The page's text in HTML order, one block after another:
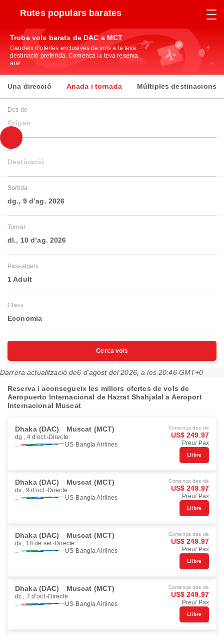
Rutes populars barates
Troba vols barats de DAC a MCT
Gaudeix d'ofertes exclusives de vols a la teva
destinació preferida. Comença la teva reserva
ara!
Una direcció Anada i tornada Múltiples destinacions
Des de
Origen
A
Destinació
Sortida
dg., 9 d’ag. 2026
Tornar
dl., 10 d’ag. 2026
Passatgers
1 Adult
Class
Economia
Cerca vols
Darrera actualització de6 d’agost del 2026, a les 20:46 GMT+0
Reserva i aconsegueix les millors ofertes de vols de
Aeropuerto Internacional de Hazrat Shahjalal a Aeroport
Internacional Muscat
Dhaka (DAC) Muscat (MCT)
dg., 4 d’oct. Directe
US-Bangla Airlines
Comença des de
US$ 249.97
Preu/ Pax
Llibre
Dhaka (DAC) Muscat (MCT)
dv., 9 d’oct. Directe
US-Bangla Airlines
Comença des de
US$ 249.97
Preu/ Pax
Llibre
Dhaka (DAC) Muscat (MCT)
dv., 18 de set. Directe
US-Bangla Airlines
Comença des de
US$ 249.97
Preu/ Pax
Llibre
Dhaka (DAC) Muscat (MCT)
dc., 7 d’oct. Directe
US-Bangla Airlines
Comença des de
US$ 249.97
Preu/ Pax
Llibre